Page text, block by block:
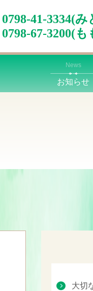
0798-41-3334(
0798-67-3200(
News
お知らせ
大切